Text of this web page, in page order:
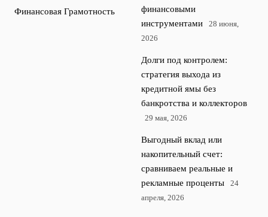
Финансовая Грамотность
финансовыми
инструментами
28 июня,
2026
Долги под контролем:
стратегия выхода из
кредитной ямы без
банкротства и коллекторов
29 мая, 2026
Выгодный вклад или
накопительный счет:
сравниваем реальные и
рекламные проценты
24
апреля, 2026